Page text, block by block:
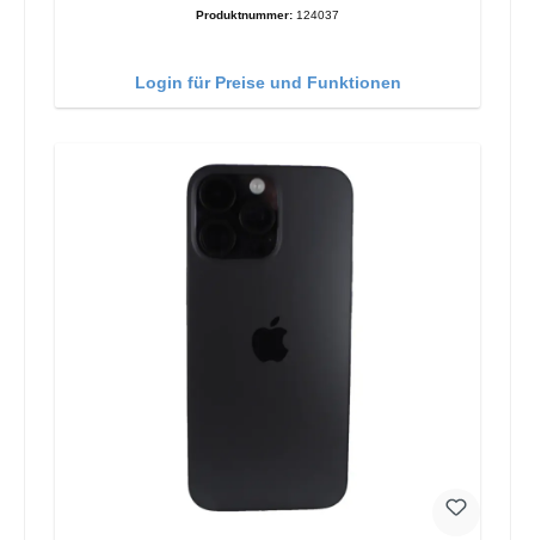
Produktnummer: 124037
Login für Preise und Funktionen